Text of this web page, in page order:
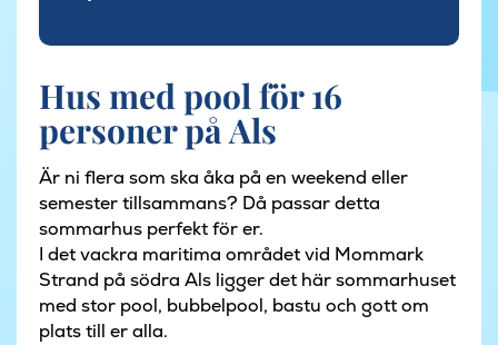
Hus med pool för 16
personer på Als
Är ni flera som ska åka på en weekend eller
semester tillsammans? Då passar detta
sommarhus perfekt för er.
I det vackra maritima området vid Mommark
Strand på södra Als ligger det här sommarhuset
med stor pool, bubbelpool, bastu och gott om
plats till er alla.